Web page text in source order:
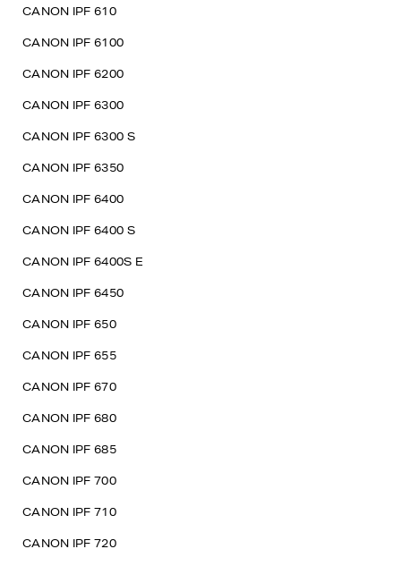
CANON IPF 610
CANON IPF 6100
CANON IPF 6200
CANON IPF 6300
CANON IPF 6300 S
CANON IPF 6350
CANON IPF 6400
CANON IPF 6400 S
CANON IPF 6400S E
CANON IPF 6450
CANON IPF 650
CANON IPF 655
CANON IPF 670
CANON IPF 680
CANON IPF 685
CANON IPF 700
CANON IPF 710
CANON IPF 720